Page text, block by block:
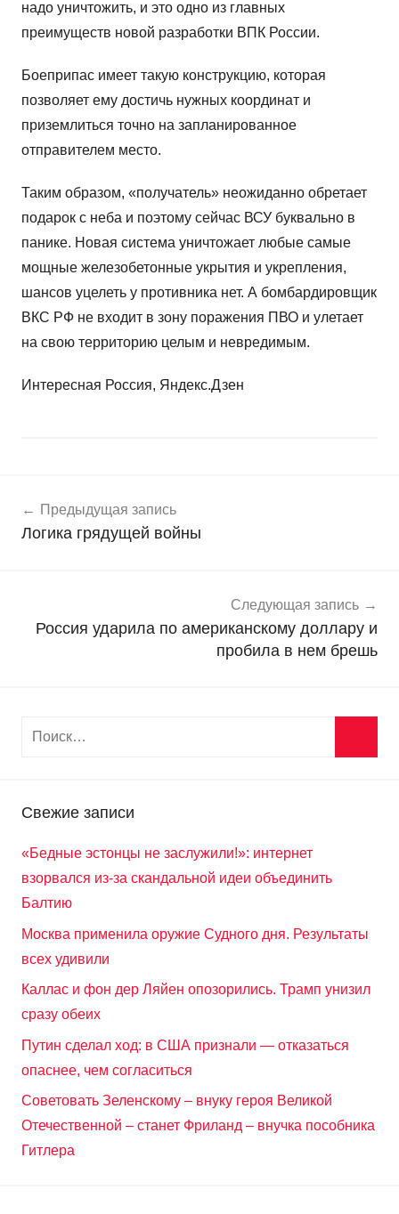
надо уничтожить, и это одно из главных
преимуществ новой разработки ВПК России.
Боеприпас имеет такую конструкцию, которая
позволяет ему достичь нужных координат и
приземлиться точно на запланированное
отправителем место.
Таким образом, «получатель» неожиданно обретает
подарок с неба и поэтому сейчас ВСУ буквально в
панике. Новая система уничтожает любые самые
мощные железобетонные укрытия и укрепления,
шансов уцелеть у противника нет. А бомбардировщик
ВКС РФ не входит в зону поражения ПВО и улетает
на свою территорию целым и невредимым.
Интересная Россия, Яндекс.Дзен
о
в
по
Предыдущая запись
Логика грядущей войны
Следующая запись
Россия ударила по американскому доллару и
пробила в нем брешь
Свежие записи
«Бедные эстонцы не заслужили!»: интернет
взорвался из-за скандальной идеи объединить
Балтию
Москва применила оружие Судного дня. Результаты
всех удивили
Каллас и фон дер Ляйен опозорились. Трамп унизил
сразу обеих
Путин сделал ход: в США признали — отказаться
опаснее, чем согласиться
Советовать Зеленскому – внуку героя Великой
Отечественной – станет Фриланд – внучка пособника
Гитлера